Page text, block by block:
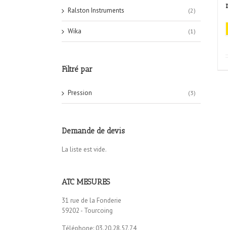
Ralston Instruments (2)
Wika (1)
Filtré par
Pression (3)
Demande de devis
La liste est vide.
ATC MESURES
31 rue de la Fonderie
59202 - Tourcoing
Téléphone: 03.20.28.57.74